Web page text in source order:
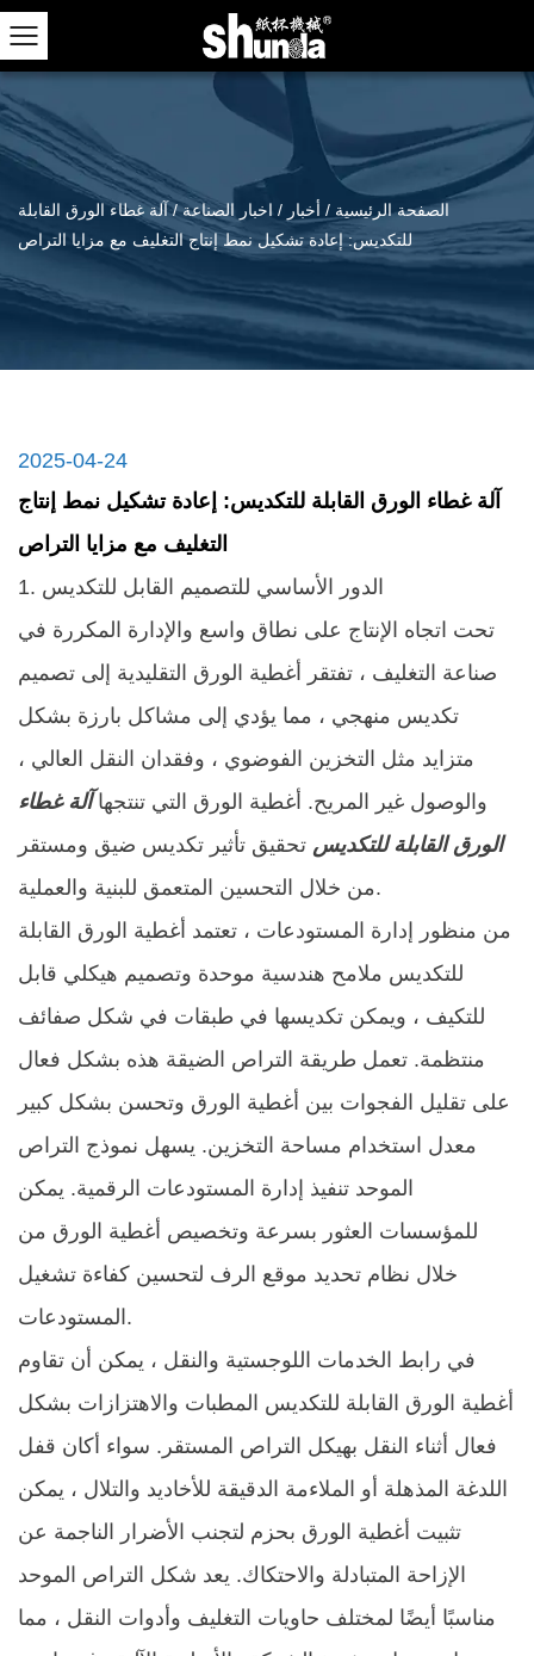
الصفحة الرئيسية / أخبار / اخبار الصناعة/آلة غطاء الورق القابلة
للتكديس: إعادة تشكيل نمط إنتاج التغليف مع مزايا التراص
2025-04-24
آلة غطاء الورق القابلة للتكديس: إعادة تشكيل نمط إنتاج
التغليف مع مزايا التراص
1. الدور الأساسي للتصميم القابل للتكديس
تحت اتجاه الإنتاج على نطاق واسع والإدارة المكررة في
صناعة التغليف ، تفتقر أغطية الورق التقليدية إلى تصميم
تكديس منهجي ، مما يؤدي إلى مشاكل بارزة بشكل
متزايد مثل التخزين الفوضوي ، وفقدان النقل العالي ،
والوصول غير المريح. أغطية الورق التي تنتجهاآلة غطاء
الورق القابلة للتكديس تحقيق تأثير تكديس ضيق ومستقر
من خلال التحسين المتعمق للبنية والعملية. ​
من منظور إدارة المستودعات ، تعتمد أغطية الورق القابلة
للتكديس ملامح هندسية موحدة وتصميم هيكلي قابل
للتكيف ، ويمكن تكديسها في طبقات في شكل صفائف
منتظمة. تعمل طريقة التراص الضيقة هذه بشكل فعال
على تقليل الفجوات بين أغطية الورق وتحسن بشكل كبير
معدل استخدام مساحة التخزين. يسهل نموذج التراص
الموحد تنفيذ إدارة المستودعات الرقمية. يمكن
للمؤسسات العثور بسرعة وتخصيص أغطية الورق من
خلال نظام تحديد موقع الرف لتحسين كفاءة تشغيل
المستودعات. ​
في رابط الخدمات اللوجستية والنقل ، يمكن أن تقاوم
أغطية الورق القابلة للتكديس المطبات والاهتزازات بشكل
فعال أثناء النقل بهيكل التراص المستقر. سواء أكان قفل
اللدغة المذهلة أو الملاءمة الدقيقة للأخاديد والتلال ، يمكن
تثبيت أغطية الورق بحزم لتجنب الأضرار الناجمة عن
الإزاحة المتبادلة والاحتكاك. يعد شكل التراص الموحد
مناسبًا أيضًا لمختلف حاويات التغليف وأدوات النقل ، مما